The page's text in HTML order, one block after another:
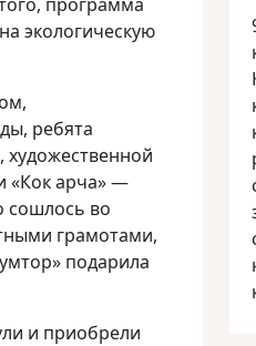
экологическую
ребята
художественной
«Кок арча» —
сошлось во
грамотами,
подарила
и приобрели